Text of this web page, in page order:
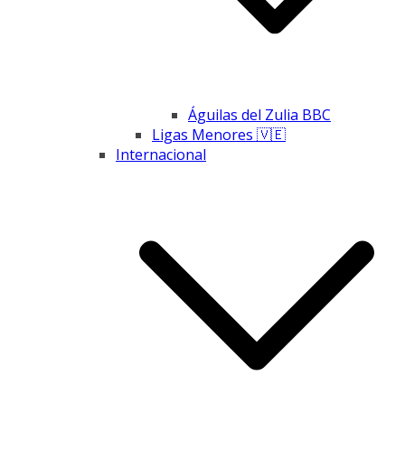
Águilas del Zulia BBC
Ligas Menores 🇻🇪
Internacional